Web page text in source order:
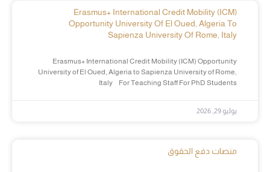
Erasmus+ International Credit Mobility (ICM)
Opportunity University Of El Oued, Algeria To
Sapienza University Of Rome, Italy
Erasmus+ International Credit Mobility (ICM) Opportunity
University of El Oued, Algeria to Sapienza University of Rome,
Italy For Teaching Staff For PhD Students
يوليو 29, 2026
منصات دفع الحقوق